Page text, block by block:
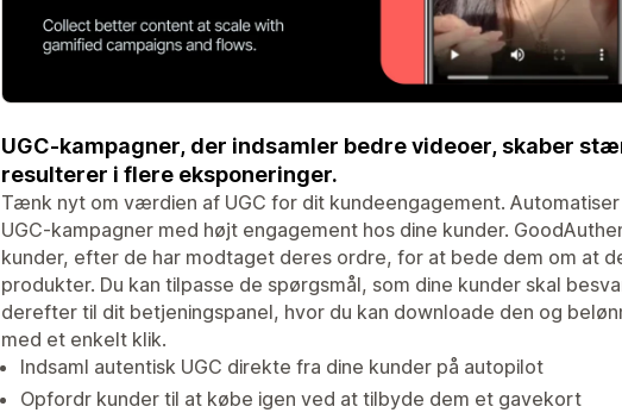
UGC-kampagner, der indsamler bedre videoer, skaber
resulterer i flere eksponeringer.
Tænk nyt om værdien af UGC for dit kundeengagement.
UGC-kampagner med højt engagement hos dine kunder.
kunder, efter de har modtaget deres ordre, for at bede dem om at
produkter. Du kan tilpasse de spørgsmål, som dine kunder skal
derefter til dit betjeningspanel, hvor du kan downloade den og
med et enkelt klik.
Indsaml autentisk UGC direkte fra dine kunder på autopilot
Opfordr kunder til at købe igen ved at tilbyde dem et gavekort